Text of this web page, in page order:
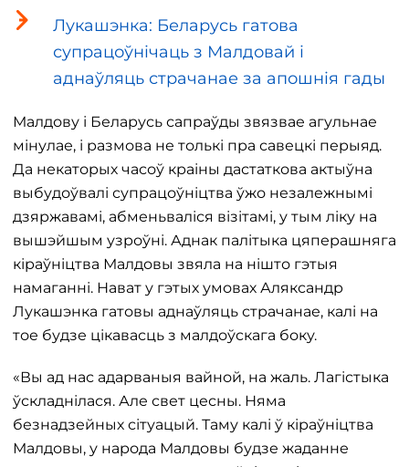
Лукашэнка: Беларусь гатова
супрацоўнічаць з Малдовай і
аднаўляць страчанае за апошнія гады
Малдову і Беларусь сапраўды звязвае агульнае
мінулае, і размова не толькі пра савецкі перыяд.
Да некаторых часоў краіны дастаткова актыўна
выбудоўвалі супрацоўніцтва ўжо незалежнымі
дзяржавамі, абменьваліся візітамі, у тым ліку на
вышэйшым узроўні. Аднак палітыка цяперашняга
кіраўніцтва Малдовы звяла на нішто гэтыя
намаганні. Нават у гэтых умовах Аляксандр
Лукашэнка гатовы аднаўляць страчанае, калі на
тое будзе цікавасць з малдоўскага боку.
«Вы ад нас адарваныя вайной, на жаль. Лагістыка
ўскладнілася. Але свет цесны. Няма
безнадзейных сітуацый. Таму калі ў кіраўніцтва
Малдовы, у народа Малдовы будзе жаданне